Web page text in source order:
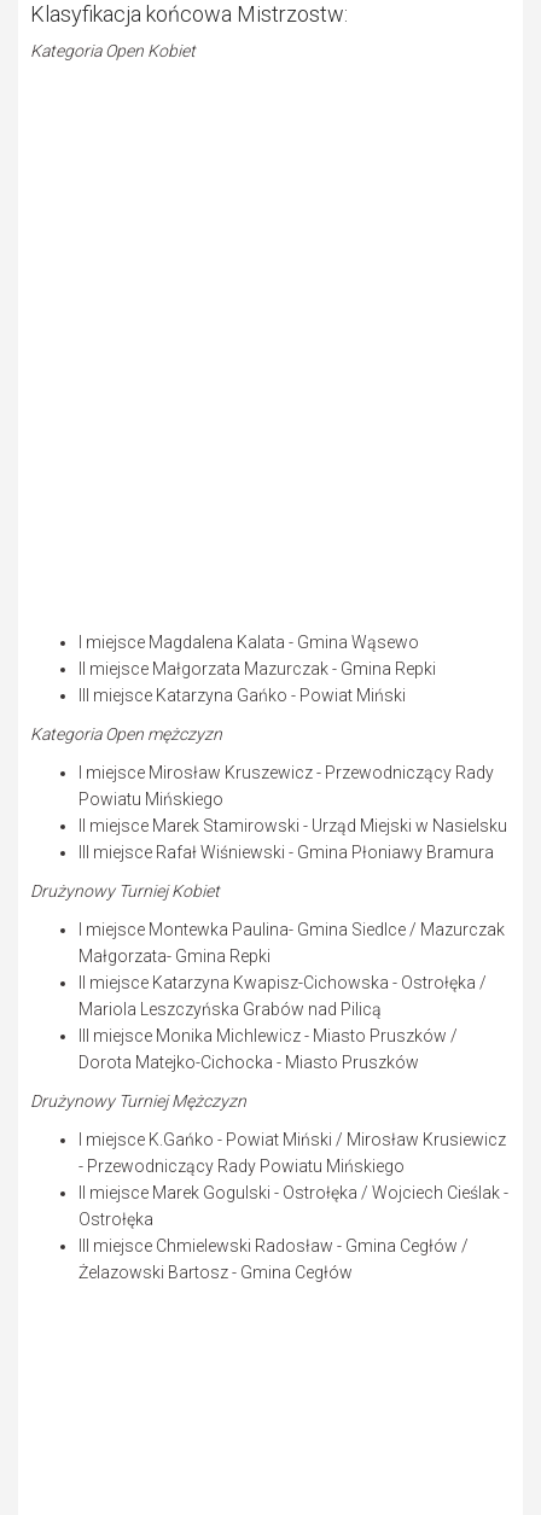
Klasyfikacja końcowa Mistrzostw:
Kategoria Open Kobiet
I miejsce Magdalena Kalata - Gmina Wąsewo
II miejsce Małgorzata Mazurczak - Gmina Repki
III miejsce Katarzyna Gańko - Powiat Miński
Kategoria Open mężczyzn
I miejsce Mirosław Kruszewicz - Przewodniczący Rady
Powiatu Mińskiego
II miejsce Marek Stamirowski - Urząd Miejski w Nasielsku
III miejsce Rafał Wiśniewski - Gmina Płoniawy Bramura
Drużynowy Turniej Kobiet
I miejsce Montewka Paulina- Gmina Siedlce / Mazurczak
Małgorzata- Gmina Repki
II miejsce Katarzyna Kwapisz-Cichowska - Ostrołęka /
Mariola Leszczyńska Grabów nad Pilicą
III miejsce Monika Michlewicz - Miasto Pruszków /
Dorota Matejko-Cichocka - Miasto Pruszków
Drużynowy Turniej Mężczyzn
I miejsce K.Gańko - Powiat Miński / Mirosław Krusiewicz
- Przewodniczący Rady Powiatu Mińskiego
II miejsce Marek Gogulski - Ostrołęka / Wojciech Cieślak -
Ostrołęka
III miejsce Chmielewski Radosław - Gmina Cegłów /
Żelazowski Bartosz - Gmina Cegłów